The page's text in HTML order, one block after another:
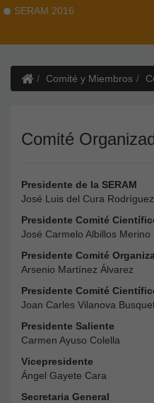
SERAM 2016
Comité y Miembros
Comité
Presidente de la SERAM
José Luis del Cura Rodríguez
Presidente Comité
José Carmelo Albillos Merino
Presidente Comité
Arsenio Martínez Álvarez
Presidente Comité
Joan Carles Vilanova
Presidente Saliente
Carmen Ayuso Colella
Vicepresidente
Ángel Gayete Cara
Secretaria General